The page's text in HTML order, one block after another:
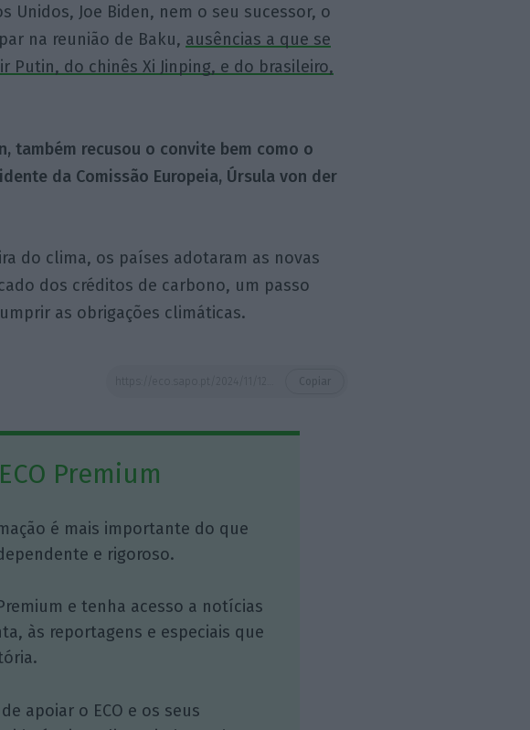
Unidos, Joe Biden, nem o seu sucessor, o
na reunião de Baku, ausências a que se
Putin, do chinês Xi Jinping, e do brasileiro,
também recusou o convite bem como o
da Comissão Europeia, Úrsula von der
do clima, os países adotaram as novas
dos créditos de carbono, um passo
as obrigações climáticas.
Premium
é mais importante do que
e rigoroso.
e tenha acesso a notícias
às reportagens e especiais que
apoiar o ECO e os seus